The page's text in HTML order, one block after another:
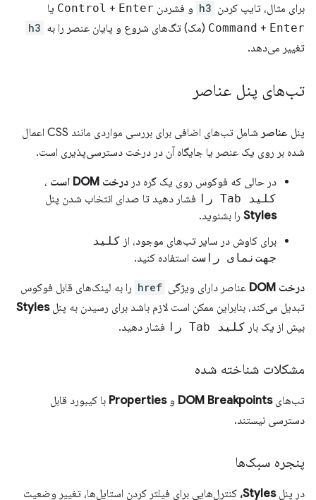
برای مثال، تایپ کردن h3 و فشردن Control + Enter یا
Command + Enter (مک) تگ‌های شروع و پایان عنصر را به h3
تغییر می‌دهد.
تب‌های پنل عناصر
پنل عناصر
شامل تب‌های اضافی برای بررسی مواردی مانند CSS اعمال
شده بر روی یک عنصر یا جایگاه آن در درخت دسترسی‌پذیری است.
در حالی که فوکوس روی یک گره در درخت DOM است ،
کلید Tab را
فشار دهید تا صدای انتخاب شدن پنل
Styles را بشنوید.
برای کاوش در سایر تب‌های موجود، از کلید
جهت‌نمای راست استفاده کنید.
درخت DOM عناصر دارای ویژگی href را به لینک‌های قابل فوکوس
تبدیل می‌کند، بنابراین ممکن است لازم باشد برای رسیدن به پنلStyles
بیش از یک بار کلید Tab را فشار دهید.
مشکلات شناخته شده
تب‌هایDOM Breakpoints وProperties با کیبورد قابل
دسترسی نیستند.
پنجره سبک‌ها
در پنلStyles، کنترل‌هایی برای فیلتر کردن استایل‌ها، تغییر وضعیت